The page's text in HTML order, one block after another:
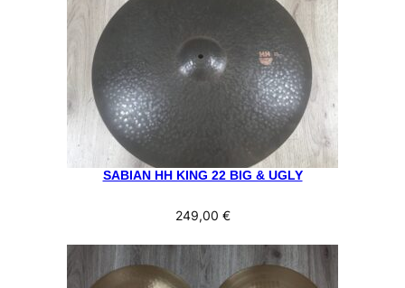
SABIAN HH KING 22 BIG & UGLY
249,00 €